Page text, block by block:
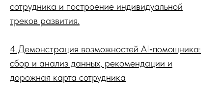
сотрудника и построение индивидуальной
треков развития.
4.Демонстрация возможностей AI‑помощника:
сбор и анализ данных, рекомендации и
дорожная карта сотрудника